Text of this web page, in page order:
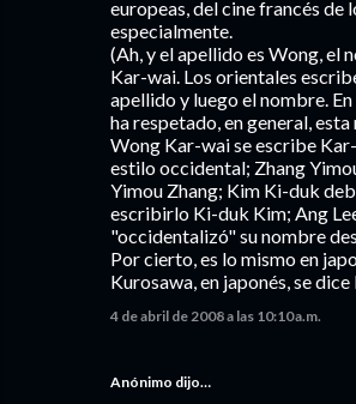
europeas, del cine francés de
especialmente.
(Ah, y el apellido es Wong, el
Kar-wai. Los orientales
apellido y luego el nombre.
ha respetado, en general,
Wong Kar-wai se escribe
estilo occidental; Zhang
Yimou Zhang; Kim Ki-duk
escribirlo Ki-duk Kim; Ang
"occidentalizó" su nombre
Por cierto, es lo mismo en
Kurosawa, en japonés, se
4 de abril de 2008 a las 10:10 a.m.
Anónimo dijo…